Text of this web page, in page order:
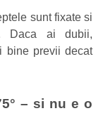
sunt fixate si
Daca ai dubii,
bine previi decat
– si nu e o